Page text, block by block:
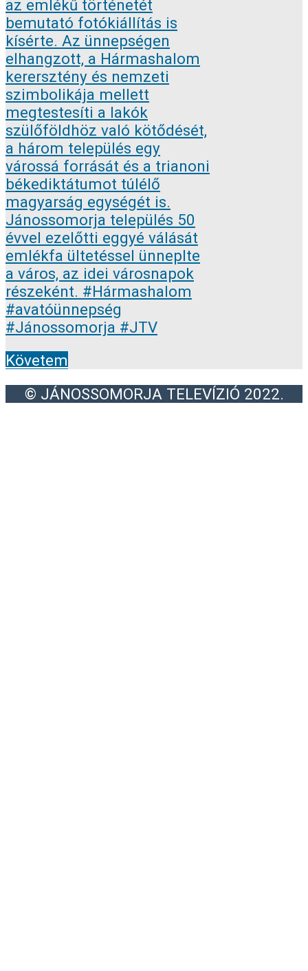
Követem
© JÁNOSSOMORJA TELEVÍZIÓ 2022.